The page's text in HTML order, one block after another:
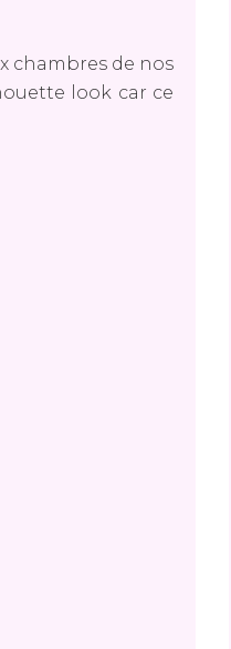
chambres de nos
look car ce